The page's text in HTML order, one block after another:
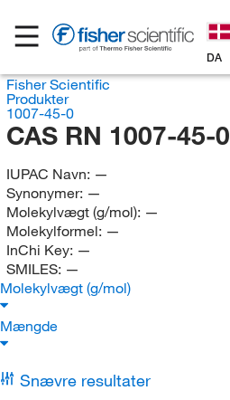
DA
Fisher Scientific
Produkter
1007-45-0
CAS RN 1007-45-0
IUPAC Navn: —
Synonymer: —
Molekylvægt (g/mol): —
Molekylformel: —
InChi Key: —
SMILES: —
Molekylvægt (g/mol)
Mængde
Snævre resultater